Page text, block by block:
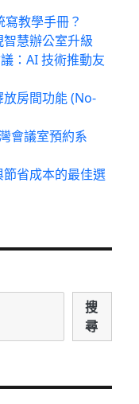
寫教學手冊？
慧辦公室升級
：AI 技術推動友
房間功能 (No-
會議室預約系
省成本的最佳選
搜
尋